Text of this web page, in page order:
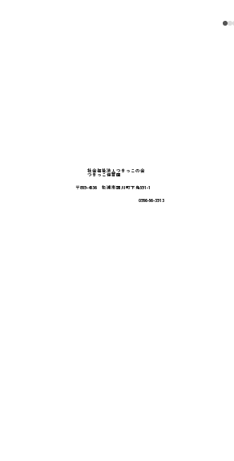
福岡おもちゃ美術館
社会福祉法人つきっこの会
つきっこ保育園
〒859-4536 松浦市調川町下免591-1
0956-56-3913